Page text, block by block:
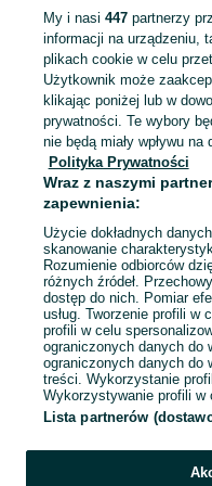
KATEGORIA
Mapa kategorii
Mapa miejscowości
Mapa ministron
Popularne wyszukiwania
My i nasi 447partnerzy
informacji na urządzeniu,
plikach cookie w celu
Użytkownik może
klikając poniżej lub w
prywatności. Te wybory
nie będą miały wpływu na
Polityka Prywatności
Wraz z naszymi
zapewnienia:
Użycie dokładnych
skanowanie
Rozumienie odbiorców
różnych źródeł.
dostęp do nich. Pomiar
usług. Tworzenie profili w
profili w celu
ograniczonych danych do
ograniczonych danych do
treści. Wykorzystanie
Wykorzystywanie profili w
Lista partnerów